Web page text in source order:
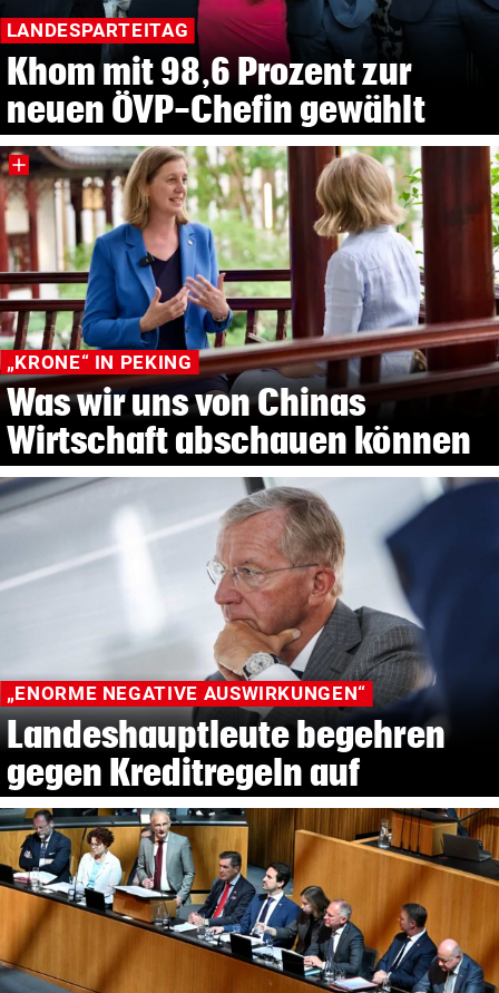
LANDESPARTEITAG
Khom mit 98,6 Prozent zur
neuen ÖVP-Chefin gewählt
„KRONE“ IN PEKING
Was wir uns von Chinas
Wirtschaft abschauen können
„ENORME NEGATIVE AUSWIRKUNGEN“
Landeshauptleute begehren
gegen Kreditregeln auf